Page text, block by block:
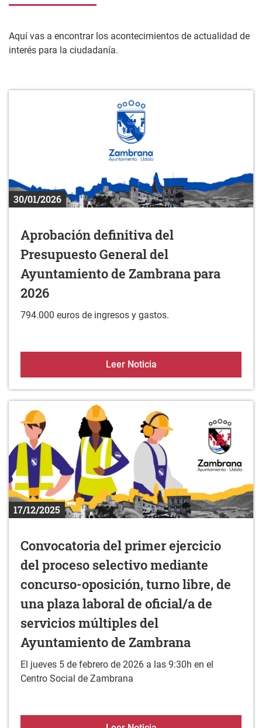
Aquí vas a encontrar los acontecimientos de actualidad de
interés para la ciudadanía.
30/01/2026
Aprobación definitiva del
Presupuesto General del
Ayuntamiento de Zambrana para
2026
794.000 euros de ingresos y gastos.
Leer NoticiaAprobación definitiva
17/12/2025
Convocatoria del primer ejercicio
del proceso selectivo mediante
concurso-oposición, turno libre, de
una plaza laboral de oficial/a de
servicios múltiples del
Ayuntamiento de Zambrana
El jueves 5 de febrero de 2026 a las 9:30h en el
Centro Social de Zambrana